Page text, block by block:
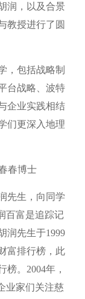
润，以及合景
教授进行了圆
，包括战略制
台战略、波特
企业实践相结
们更深入地理
春博士
先生，向同学
百富是追踪记
润先生于1999
富排行榜，此
。2004年，
业家们关注慈